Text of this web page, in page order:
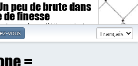
peu de brute dans
de finesse
sombres, débiles, violents.
vous